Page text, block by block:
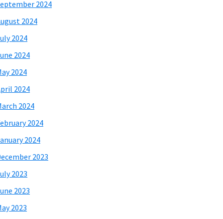
2024
2024
2024
2024
2024
2024
2024
2024
2024
2023
2023
2023
2023